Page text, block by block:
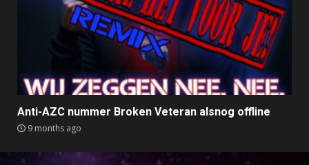
Anti-AZC nummer Broken Veteran alsnog offline
9 months ago